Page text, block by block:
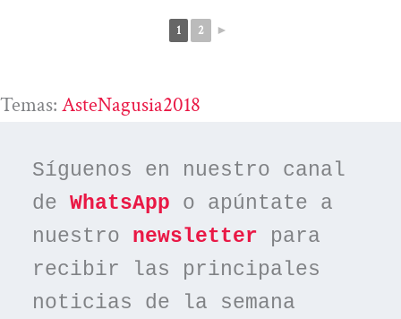
1 2 ►
Temas: AsteNagusia2018
Síguenos en nuestro canal
de WhatsApp o apúntate a
nuestro newsletter para
recibir las principales
noticias de la semana